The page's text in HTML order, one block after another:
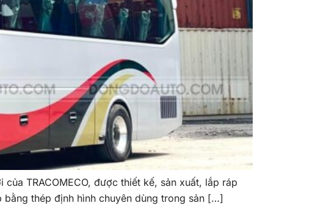
TRACOMECO, được thiết kế, sản xuất, lắp ráp
thép định hình chuyên dùng trong sản […]